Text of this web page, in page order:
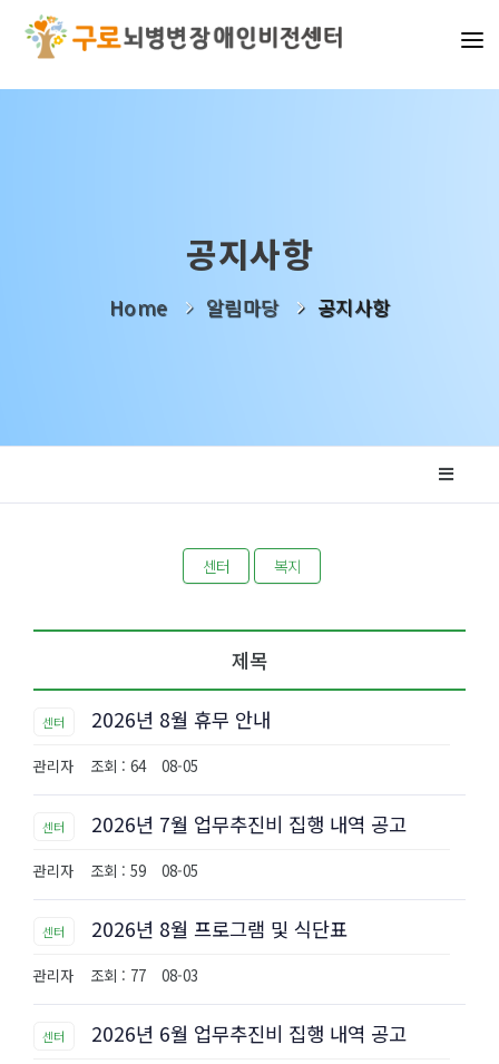
기관소개
공지사항
Home 알림마당 공지사항
센터 복지
제목
센터 2026년 8월 휴무 안내
관리자 조회 : 64 08-05
센터 2026년 7월 업무추진비 집행 내역 공고
관리자 조회 : 59 08-05
센터 2026년 8월 프로그램 및 식단표
관리자 조회 : 77 08-03
센터 2026년 6월 업무추진비 집행 내역 공고